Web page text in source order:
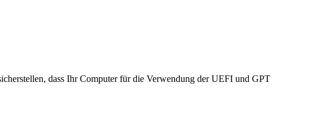
dass Ihr Computer für die Verwendung der UEFI und GPT